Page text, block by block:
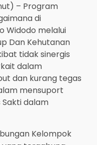
– Program
di
Widodo melalui
Dan Kehutanan
tidak sinergis
dalam
dan kurang tegas
mensuport
Sakti dalam
Kelompok